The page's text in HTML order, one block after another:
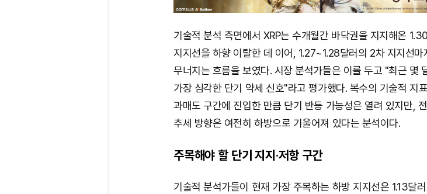
기술적 분석 측면에서 XRP는 수개월간 바닥권을 지지해온
지지선을 하향 이탈한 데 이어, 1.27~1.28달러의 2차 지지선마
무너지는 흐름을 보였다. 시장 분석가들은 이를 두고 "최근 몇
가장 심각한 단기 약세 신호"라고 평가했다. 복수의 기술적 지
과매도 구간에 진입한 만큼 단기 반등 가능성은 열려 있지만,
추세 방향은 여전히 하방으로 기울어져 있다는 분석이다.
주목해야 할 단기 지지·저항 구간
기술적 분석가들이 현재 가장 주목하는 하방 지지선은 1.13달